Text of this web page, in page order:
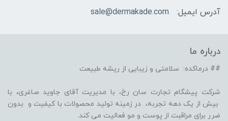
آدرس ایمیل:
sale@dermakade.com
درباره ما
## درماکده: سلامتی و زیبایی از ریشه طبیعت
شرکت پیشگام تجارت سان رخ، با مدیریت آقای جاوید صاغری، با
بیش از یک دهه تجربه، در زمینه تولید محصولات با کیفیت و بدون
ضرر برای مراقبت از پوست و مو فعالیت می کند.